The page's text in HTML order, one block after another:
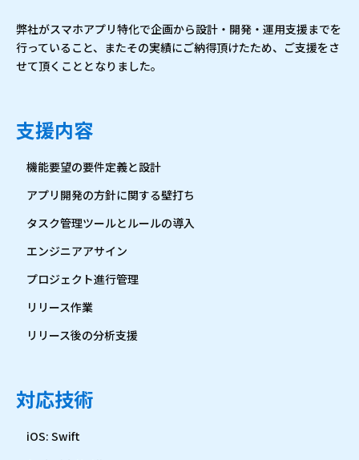
弊社がスマホアプリ特化で企画から設計・開発・運用支援までを
行っていること、またその実績にご納得頂けたため、ご支援をさ
せて頂くこととなりました。
支援内容
機能要望の要件定義と設計
アプリ開発の方針に関する壁打ち
タスク管理ツールとルールの導入
エンジニアアサイン
プロジェクト進行管理
リリース作業
リリース後の分析支援
対応技術
iOS: Swift